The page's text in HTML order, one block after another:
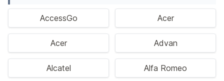
AccessGo Acer
Acer Advan
Alcatel Alfa Romeo